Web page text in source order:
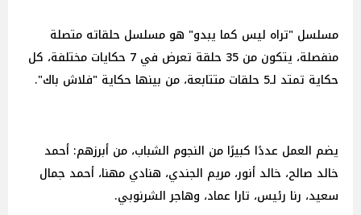
مسلسل "تراه ليس كما يبدو" هو مسلسل حلقاته متصلة
منفصلة، يتكون من 35 حلقة تعرض في 7 حكايات مختلفة، كل
حكاية تمتد لـ5 حلقات متتابعة، من بينها حكاية "فلاش باك".
يضم العمل عددًا كبيرًا من النجوم الشباب، من أبرزهم: أحمد
خالد صالح، خالد أنور، مريم الجندي، هنادي مهنا، أحمد جمال
سعيد، رنا رئيس، تارا عماد، وهاجر الشرنوبي.